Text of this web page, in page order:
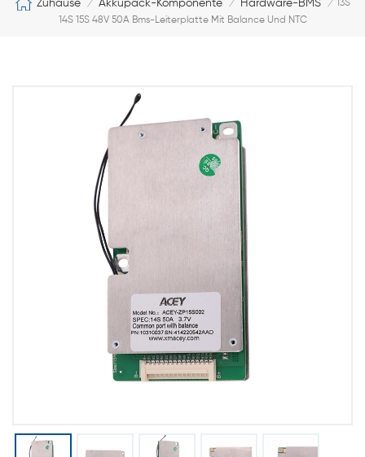
Zuhause / Akkupack-Komponente / Hardware-BMS / 13S
14S 15S 48V 50A Bms-Leiterplatte Mit Balance Und NTC